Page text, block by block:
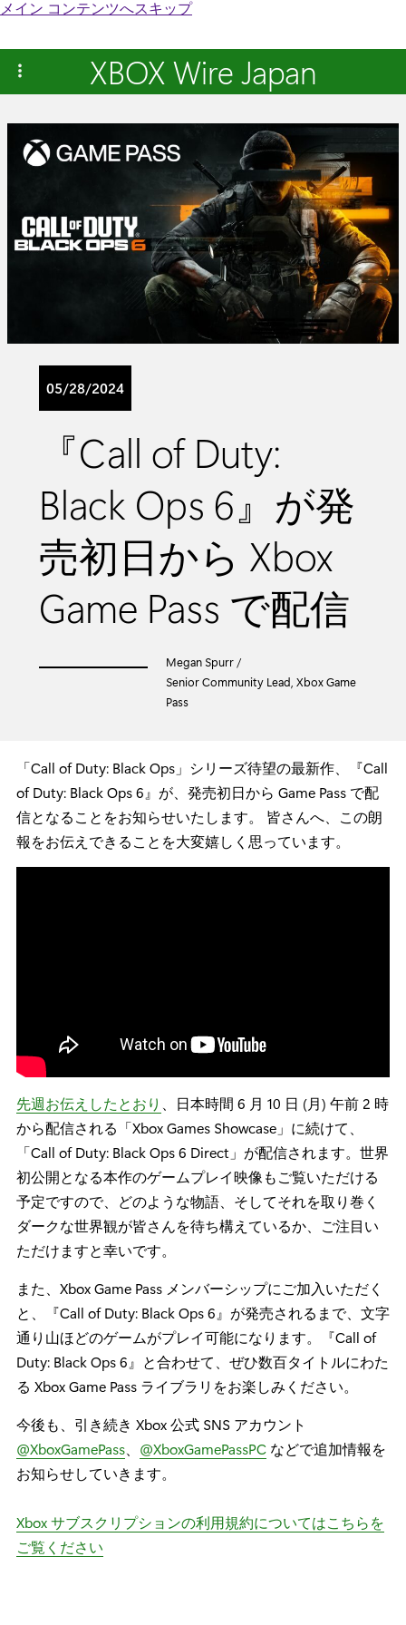
メイン コンテンツへスキップ
XBOX Wire Japan
05/28/2024
『Call of Duty:
Black Ops 6』が発
売初日から Xbox
Game Pass で配信
Megan Spurr /
Senior Community Lead, Xbox Game
Pass
「Call of Duty: Black Ops」シリーズ待望の最新作、『Call
of Duty: Black Ops 6』が、発売初日から Game Pass で配
信となることをお知らせいたします。 皆さんへ、この朗
報をお伝えできることを大変嬉しく思っています。
先週お伝えしたとおり
、日本時間 6 月 10 日 (月) 午前 2 時
から配信される「Xbox Games Showcase」に続けて、
「Call of Duty: Black Ops 6 Direct」が配信されます。世界
初公開となる本作のゲームプレイ映像もご覧いただける
予定ですので、どのような物語、そしてそれを取り巻く
ダークな世界観が皆さんを待ち構えているか、ご注目い
ただけますと幸いです。
また、Xbox Game Pass メンバーシップにご加入いただく
と、『Call of Duty: Black Ops 6』が発売されるまで、文字
通り山ほどのゲームがプレイ可能になります。『Call of
Duty: Black Ops 6』と合わせて、ぜひ数百タイトルにわた
る Xbox Game Pass ライブラリをお楽しみください。
今後も、引き続き Xbox 公式 SNS アカウント
@XboxGamePass
@XboxGamePassPC などで追加情報を
お知らせしていきます。
Xbox サブスクリプションの利用規約についてはこちらを
ご覧ください